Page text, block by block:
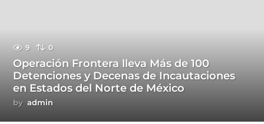
9 0
Operación Frontera lleva Más de 100
Detenciones y Decenas de Incautaciones
en Estados del Norte de México
by admin